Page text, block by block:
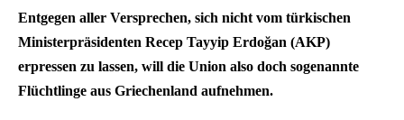
Entgegen aller Versprechen, sich nicht vom türkischen
Ministerpräsidenten Recep Tayyip Erdoğan (AKP)
erpressen zu lassen, will die Union also doch sogenannte
Flüchtlinge aus Griechenland aufnehmen.